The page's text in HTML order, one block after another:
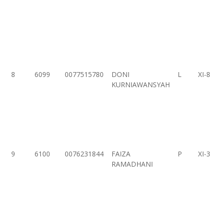
8 6099 0077515780
DONI
KURNIAWANSYAH
L XI-8
9 6100 0076231844
FAIZA
RAMADHANI
P XI-3